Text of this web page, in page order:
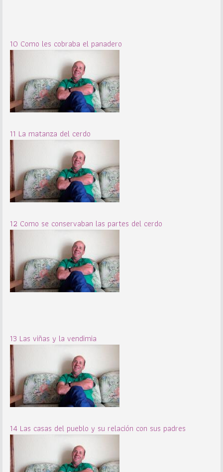
10 Como les cobraba el panadero
11 La matanza del cerdo
12 Como se conservaban las partes del cerdo
13 Las viñas y la vendimia
14 Las casas del pueblo y su relación con sus padres